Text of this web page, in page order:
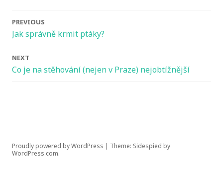
Post
navigation
PREVIOUS
Jak správně krmit ptáky?
NEXT
Co je na stěhování (nejen v Praze) nejobtížnější
Proudly powered by WordPress | Theme: Sidespied by
WordPress.com.